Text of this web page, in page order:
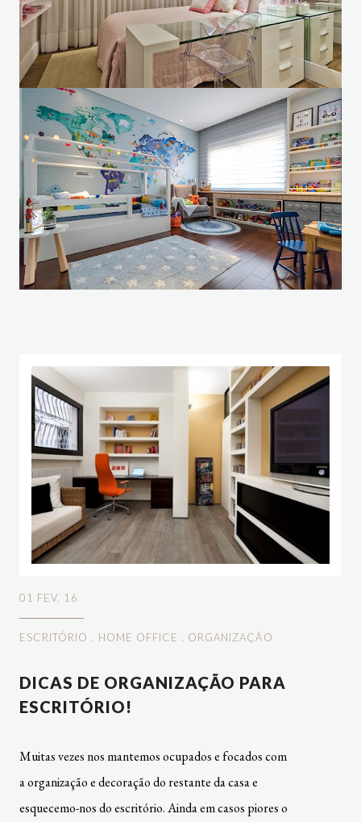
01 FEV. 16
ESCRITÓRIO HOME OFFICE ORGANIZAÇÃO
DICAS DE ORGANIZAÇÃO PARA
ESCRITÓRIO!
Muitas vezes nos mantemos ocupados e focados com
a organização e decoração do restante da casa e
esquecemo-nos do escritório. Ainda em casos piores o